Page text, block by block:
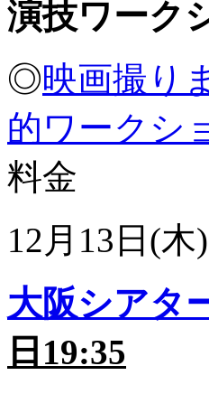
演技ワーク
◎映画撮り
的ワークシ
料金
12月13日(
大阪シアタ
日19:35